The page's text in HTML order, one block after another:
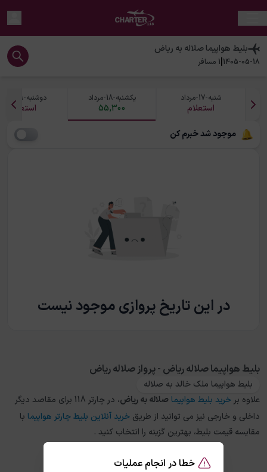
خطا در انجام عملیات
بلیط هواپیماصلاله به ریاض
1405-05-18
|
1 مسافر
شنبه-17-مرداد
استعلام
یکشنبه-18-مرداد
55,300
دوشنبه-19-مرداد
استعلام
موجود شد خبرم کن
در این تاریخ پروازی موجود نیست
بلیط هواپیما صلاله ریاض - پرواز صلاله ریاض
بلیط هواپیما ملک خالد به صلاله
علاوه بر خرید بلیط هواپیما صلالهبهریاض
، در چارتر 118 برای مقاصد دیگر
داخلی و خارجی نیز می توانید از طریق خرید آنلاین بلیط چارتر هواپیما با
مقایسه قیمت بلیط، بهترین گزینه را انتخاب کنید .